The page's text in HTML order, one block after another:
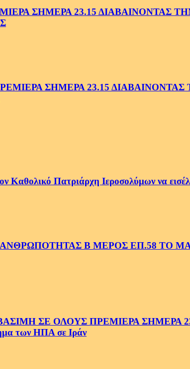
ΣΗΜΕΡΑ 23.15 ΔΙΑΒΑΙΝΟΝΤΑΣ
ΣΗΜΕΡΑ 23.15 ΔΙΑΒΑΙΝΟΝΤΑΣ
Καθολικό Πατριάρχη Ιεροσολύμων να
Β ΜΕΡΟΣ ΕΠ.58 ΤΟ
ΣΕ ΟΛΟΥΣ ΠΡΕΜΙΕΡΑ ΣΗΜΕΡΑ
των ΗΠΑ σε Ιράν